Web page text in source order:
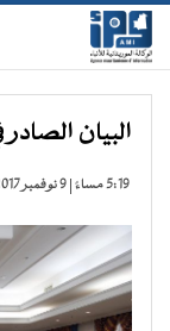
البيان
5:19 مساءً | 9 نوفمبر 2017